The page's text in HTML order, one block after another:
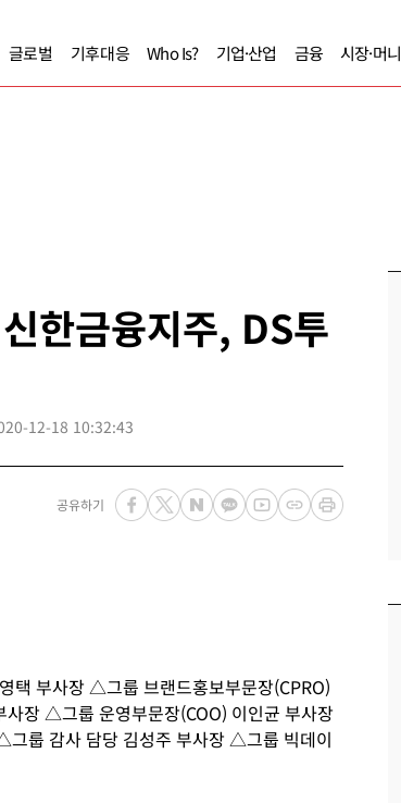
글로벌 기후대응 Who Is? 기업·산업 금융 시장·머니
한금융지주, DS투
12-18 10:32:43
공유하기
택 부사장 △그룹 브랜드홍보부문장(CPRO)
장 △그룹 운영부문장(COO) 이인균 부사장
룹 감사 담당 김성주 부사장 △그룹 빅데이